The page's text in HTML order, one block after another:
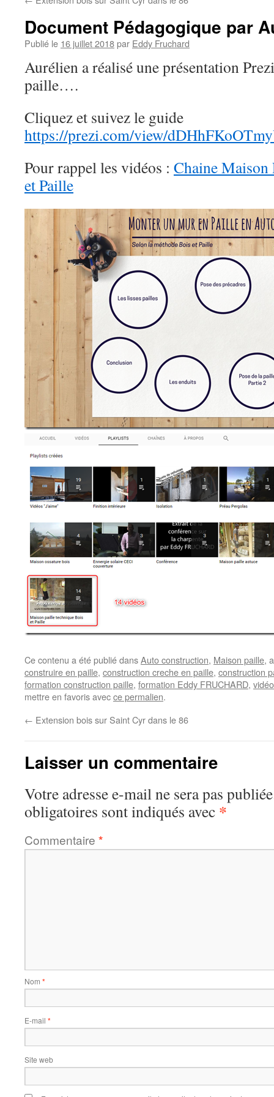
Document Pédagogique par
Publié le 16 juillet 2018par Eddy Fruchard
Aurélien a réalisé une présentation
paille….
Cliquez et suivez le guide
https://prezi.com/view/
Pour rappel les vidéos : Chaine Maison
et Paille
Ce contenu a été publié dansAuto construction, Maison paille,
construire en paille, construction creche en paille, construction
formation construction paille, formation Eddy FRUCHARD,
mettre en favoris avecce permalien.
← Extension bois sur Saint Cyr dans le 86
Laisser un commentaire
Votre adresse e-mail ne sera pas
obligatoires sont indiqués avec *
Commentaire *
Nom *
E-mail *
Site web